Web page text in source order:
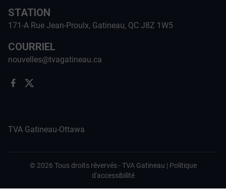
STATION
171-A Rue Jean-Proulx, Gatineau, QC J8Z 1W5
COURRIEL
nouvelles@tvagatineau.ca
TVA Gatineau-Ottawa
© 2026 Tous droits révervés -TVA Gatineau | Politique
d'accessibilité